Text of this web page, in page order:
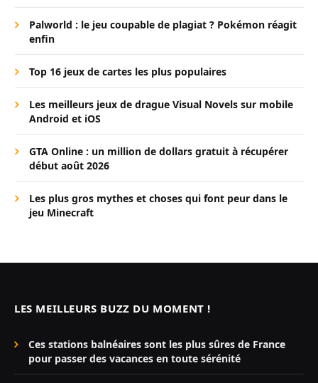
Palworld : le jeu coupable de plagiat ? Pokémon réagit
enfin
Top 16 jeux de cartes les plus populaires
Les meilleurs jeux de drague Visual Novels sur mobile
Android et iOS
GTA Online : un million de dollars gratuit à récupérer
début août 2026
Les plus gros mythes et choses qui font peur dans le
jeu Minecraft
LES MEILLEURS BUZZ DU MOMENT !
Ces stations balnéaires sont les plus sûres de France
pour passer des vacances en toute sérénité